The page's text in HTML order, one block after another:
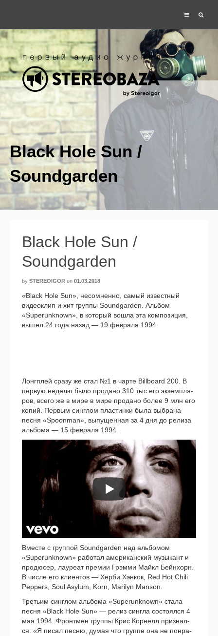
Black Hole Sun /
Soundgarden
Black Hole Sun /
Soundgarden
by STEREOIGOR on 01.03.2018
«Black Hole Sun», несо­мнен­но, самый извест­ный
видео­клип и хит груп­пы Soundgarden. Альбом
«Superunknown», в кото­рый вошла эта ком­по­зи­ция,
вышел 24 года назад — 19 фев­ра­ля 1994.
Лонгплей сра­зу же стал №1 в чар­те Billboard 200. В
первую неде­лю было про­да­но 310 тыс его экзем­пля­
ров, все­го же в мире в мире про­да­но более 9 млн его
копий. Первым син­глом пла­стин­ки была выбра­на
пес­ня «Spoonman», выпу­щен­ная за 4 дня до рели­за
аль­бо­ма — 15 фев­ра­ля 1994.
Вместе с груп­пой Soundgarden над аль­бо­мом
«Superunknown» рабо­тал аме­ри­кан­ский музы­кант и
про­дю­сер, лау­ре­ат пре­мии Грэмми Майкл Бейнхорн.
В чис­ле его кли­ен­тов — Херби Хэнкок, Red Hot Chili
Peppers, Soul Asylum, Korn, Marilyn Manson.
Третьим син­глом аль­бо­ма «Superunknown» ста­ла
пес­ня «Black Hole Sun» — релиз сингла состо­ял­ся 4
мая 1994. Фронтмен груп­пы Крис Корнелл при­знал­
ся: «Я писал пес­ню, думая что груп­пе она не понра­